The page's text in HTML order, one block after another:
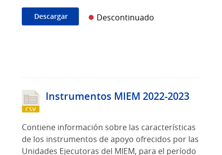
Descargar Descontinuado
Instrumentos MIEM 2022-2023
Contiene información sobre las características
de los instrumentos de apoyo ofrecidos por las
Unidades Ejecutoras del MIEM, para el período